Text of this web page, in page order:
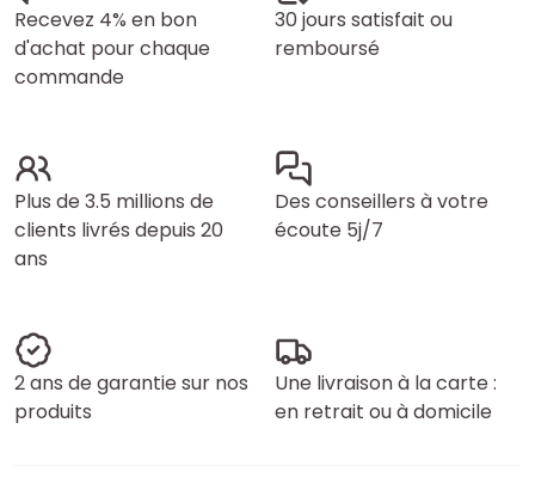
Recevez 4% en bon
d'achat pour chaque
commande
30 jours satisfait ou
remboursé
Plus de 3.5 millions de
clients livrés depuis 20
ans
Des conseillers à votre
écoute 5j/7
2 ans de garantie sur nos
produits
Une livraison à la carte :
en retrait ou à domicile